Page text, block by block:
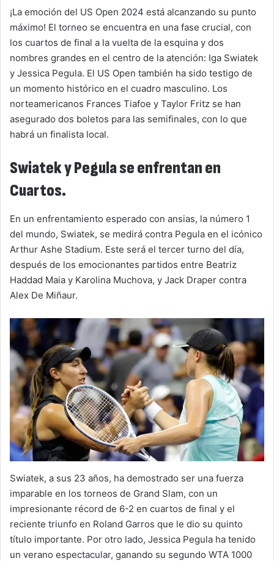
¡La emoción del US Open 2024 está alcanzando su punto
máximo! El torneo se encuentra en una fase crucial, con
los cuartos de final a la vuelta de la esquina y dos
nombres grandes en el centro de la atención: Iga Swiatek
y Jessica Pegula. El US Open también ha sido testigo de
un momento histórico en el cuadro masculino. Los
norteamericanos Frances Tiafoe y Taylor Fritz se han
asegurado dos boletos para las semifinales, con lo que
habrá un finalista local.
Swiatek y Pegula se enfrentan en
Cuartos.
En un enfrentamiento esperado con ansias, la número 1
del mundo, Swiatek, se medirá contra Pegula en el icónico
Arthur Ashe Stadium. Este será el tercer turno del día,
después de los emocionantes partidos entre Beatriz
Haddad Maia y Karolina Muchova, y Jack Draper contra
Alex De Miñaur.
Swiatek, a sus 23 años, ha demostrado ser una fuerza
imparable en los torneos de Grand Slam, con un
impresionante récord de 6-2 en cuartos de final y el
reciente triunfo en Roland Garros que le dio su quinto
título importante. Por otro lado, Jessica Pegula ha tenido
un verano espectacular, ganando su segundo WTA 1000